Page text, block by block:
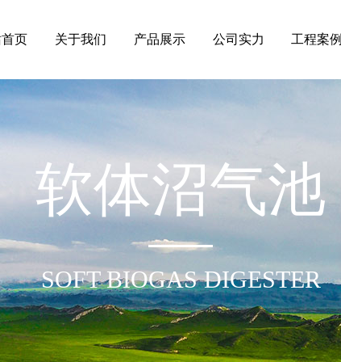
页 关于我们 产品展示 公司实力 工程案例
软体沼气池
SOFT BIOGAS DIGESTER